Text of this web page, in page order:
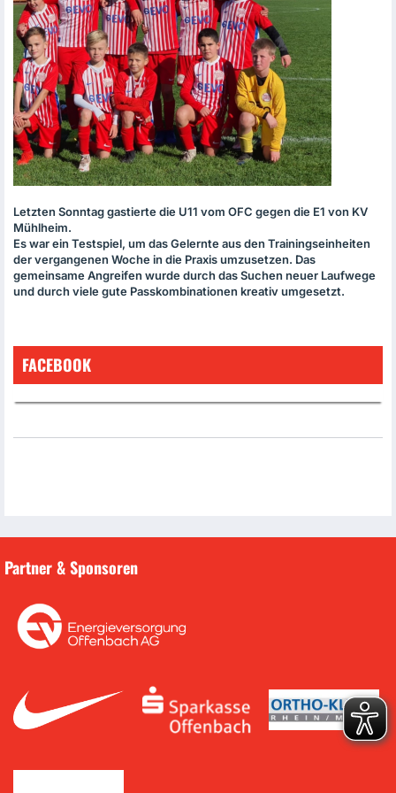
Letzten Sonntag gastierte die U11 vom OFC gegen die E1 von KV
Mühlheim.
Es war ein Testspiel, um das Gelernte aus den Trainingseinheiten
der vergangenen Woche in die Praxis umzusetzen. Das
gemeinsame Angreifen wurde durch das Suchen neuer Laufwege
und durch viele gute Passkombinationen kreativ umgesetzt.
FACEBOOK
Partner & Sponsoren